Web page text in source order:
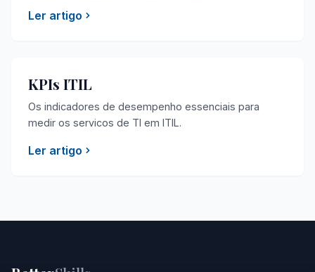
Ler artigo
KPIs ITIL
Os indicadores de desempenho essenciais para
medir os servicos de TI em ITIL.
Ler artigo